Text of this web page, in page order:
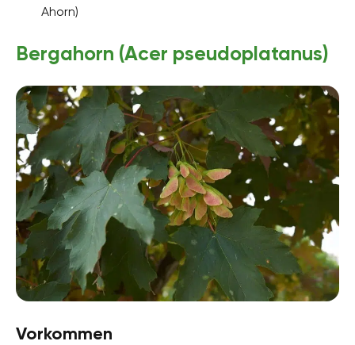
Ahorn)
Bergahorn (Acer pseudoplatanus)
Vorkommen